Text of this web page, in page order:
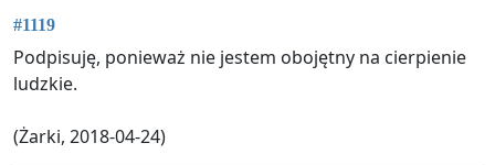
#1119
Podpisuję, ponieważ nie jestem obojętny na cierpienie
ludzkie.
(Żarki, 2018-04-24)